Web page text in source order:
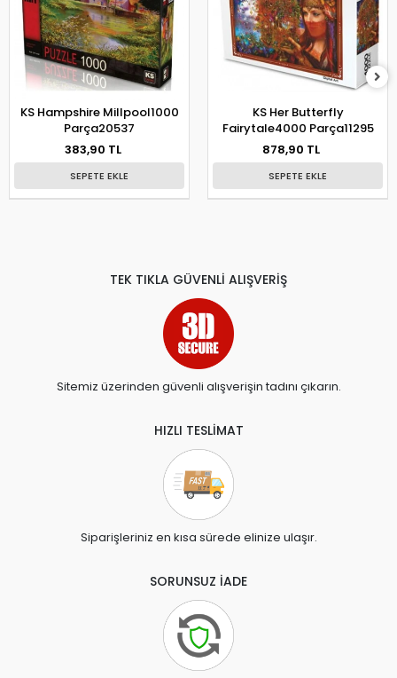
KS Hampshire Millpool1000
Parça20537
383,90 TL
SEPETE EKLE
KS Her Butterfly
Fairytale4000 Parça11295
878,90 TL
SEPETE EKLE
TEK TIKLA GÜVENLİ ALIŞVERİŞ
Sitemiz üzerinden güvenli alışverişin tadını çıkarın.
HIZLI TESLİMAT
Siparişleriniz en kısa sürede elinize ulaşır.
SORUNSUZ İADE